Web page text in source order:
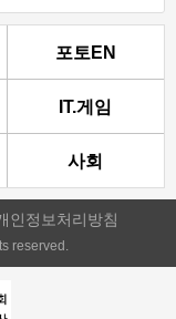
포토EN
IT.게임
사회
인정보처리방침
reserved.